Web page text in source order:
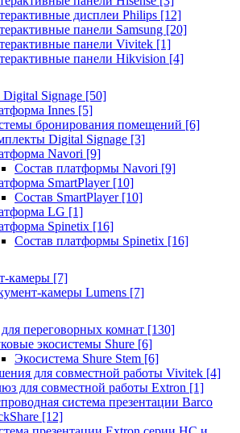
дисплеи Philips [12]
панели Samsung [20]
панели Vivitek [1]
панели Hikvision [4]
Signage [50]
Innes [5]
бронирования помещений [6]
Digital Signage [3]
Navori [9]
Состав платформы Navori [9]
SmartPlayer [10]
Состав SmartPlayer [10]
LG [1]
Spinetix [16]
Состав платформы Spinetix [16]
камеры [7]
камеры Lumens [7]
переговорных комнат [130]
экосистемы Shure [6]
Экосистема Shure Stem [6]
для совместной работы Vivitek [4]
для совместной работы Extron [1]
система презентации Barco
[12]